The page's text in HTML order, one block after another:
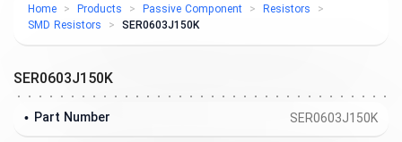
Home Products Passive Component
Resistors
SMD Resistors
SER0603J150K
SER0603J150K
SER0603J150K
Part Number